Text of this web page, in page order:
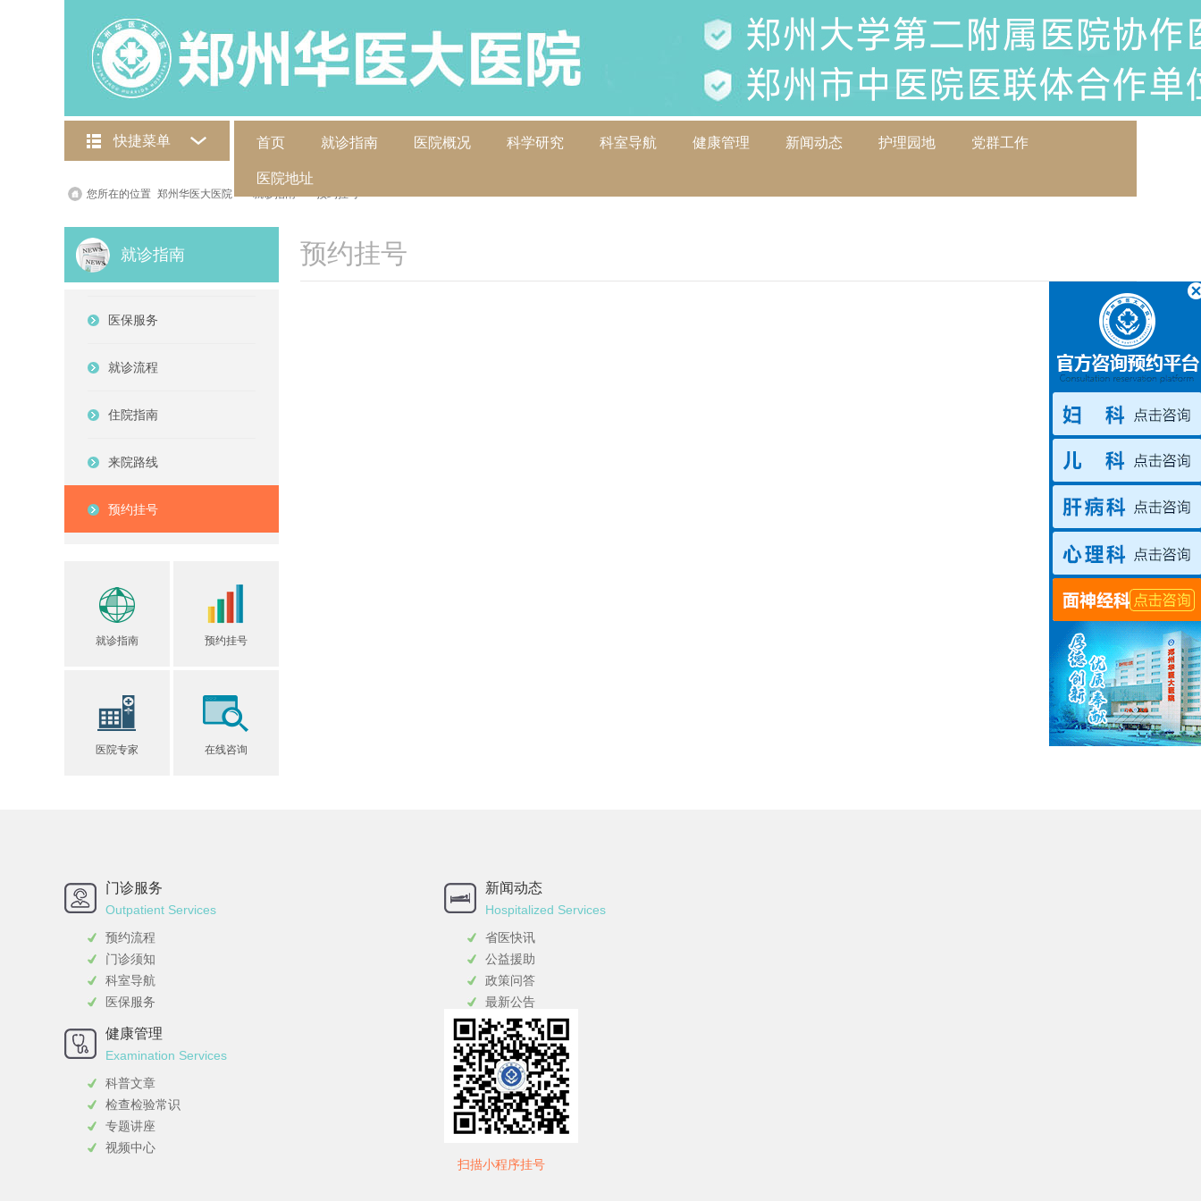
快捷菜单 首页 就诊指南 医院概况 科学研究 科室导航 健康管理 新闻动态 护理园地 党群工作
医院地址
您所在的位置 郑州华医大医院 > 就诊指南 > 预约挂号
就诊指南
医保服务
就诊流程
住院指南
来院路线
预约挂号
就诊指南 预约挂号
医院专家 在线咨询
预约挂号
门诊服务
Outpatient Services
预约流程
门诊须知
科室导航
医保服务
新闻动态
Hospitalized Services
省医快讯
公益援助
政策问答
最新公告
健康管理
Examination Services
科普文章
检查检验常识
专题讲座
视频中心
扫描小程序挂号